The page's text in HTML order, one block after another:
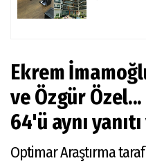
Ekrem
ve Özgür
64'ü aynı
Optimar Araştırma